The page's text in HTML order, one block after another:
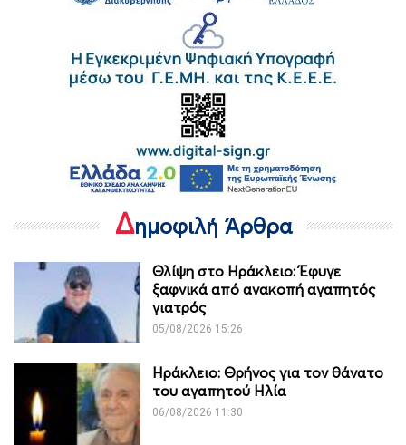
Δημοφιλή Άρθρα
Θλίψη στο Ηράκλειο: Έφυγε
ξαφνικά από ανακοπή αγαπητός
γιατρός
05/08/2026 15:26
Ηράκλειο: Θρήνος για τον θάνατο
του αγαπητού Ηλία
06/08/2026 11:30